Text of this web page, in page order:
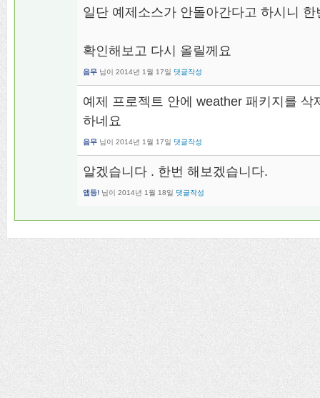
일단 예제소스가 안돌아간다고 하시니
확인해보고 다시 올릴께요
음무 님이 2014년 1월 17일 댓글작성
예제 프로젝트 안에 weather 패키지를
하네요
음무 님이 2014년 1월 17일 댓글작성
알겠습니다 . 한번 해보겠습니다.
앱등! 님이 2014년 1월 18일 댓글작성